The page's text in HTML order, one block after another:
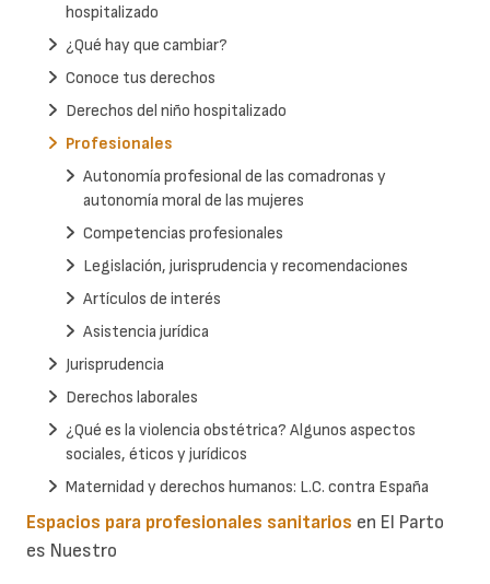
Espacios para profesionales sanitarios en El Parto
es Nuestro
hospitalizado
¿Qué hay que cambiar?
Conoce tus derechos
Derechos del niño hospitalizado
Profesionales
Autonomía profesional de las comadronas y
autonomía moral de las mujeres
Competencias profesionales
Legislación, jurisprudencia y recomendaciones
Artículos de interés
Asistencia jurídica
Jurisprudencia
Derechos laborales
¿Qué es la violencia obstétrica? Algunos aspectos
sociales, éticos y jurídicos
Maternidad y derechos humanos: L.C. contra España